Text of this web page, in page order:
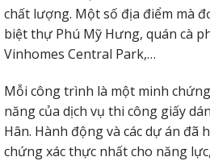
chất lượng. Một số địa điểm mà
biệt thự Phú Mỹ Hưng, quán cà
Vinhomes Central Park,…
Mỗi công trình là một minh
năng của dịch vụ thi công giấy
Hân. Hành động và các dự án đã
chứng xác thực nhất cho năng